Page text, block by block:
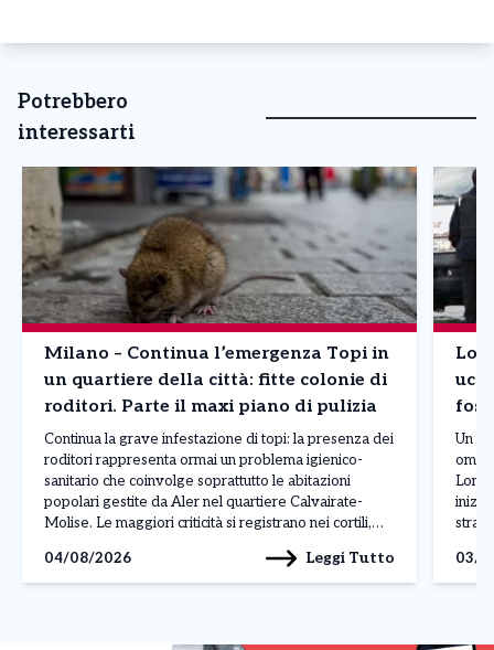
Potrebbero
interessarti
Milano – Continua l’emergenza Topi in
un quartiere della città: fitte colonie di
roditori. Parte il maxi piano di pulizia
Continua la grave infestazione di topi: la presenza dei
roditori rappresenta ormai un problema igienico-
sanitario che coinvolge soprattutto le abitazioni
popolari gestite da Aler nel quartiere Calvairate-
Molise. Le maggiori criticità si registrano nei cortili,
aggiungono rifiuti abbandonati, insetti infestanti e
perfino danni alle infrastrutture, come […]
04/08/2026 Leggi Tutto
Un
[…]
03/